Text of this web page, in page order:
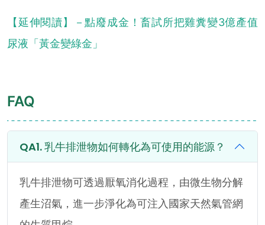
【延伸閱讀】－點廢成金！畜試所把雞糞變3億產值
尿液「黃金變綠金」
FAQ
乳牛排泄物如何轉化為可使用的能源？
乳牛排泄物可透過厭氧消化過程，由微生物分解
產生沼氣，進一步淨化為可注入國家天然氣管網